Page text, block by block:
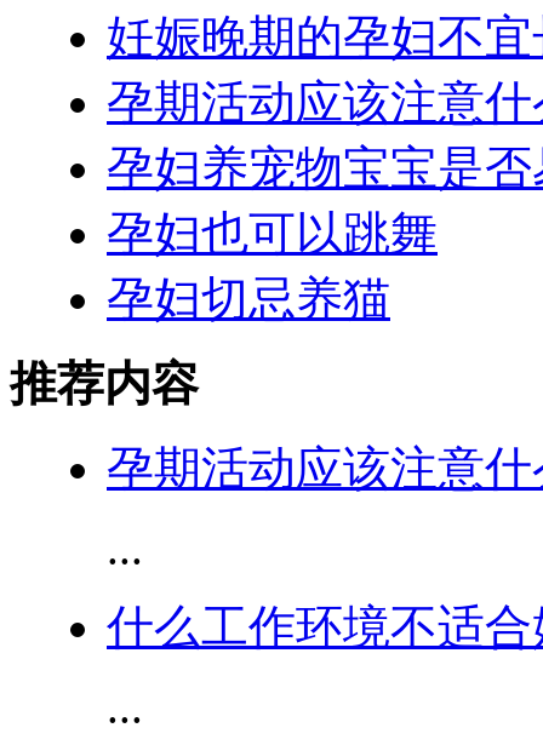
妊娠晚期的孕妇不
孕期活动应该注意什
孕妇养宠物宝宝是
孕妇也可以跳舞
孕妇切忌养猫
推荐内容
孕期活动应该注意什
...
什么工作环境不适
...